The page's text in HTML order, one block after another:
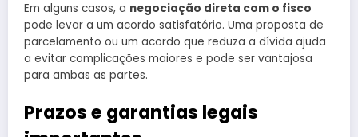
Em alguns casos, a negociação direta com o fisco
pode levar a um acordo satisfatório. Uma proposta de
parcelamento ou um acordo que reduza a dívida ajuda
a evitar complicações maiores e pode ser vantajosa
para ambas as partes.
Prazos e garantias legais